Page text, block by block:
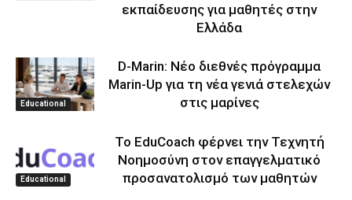
εκπαίδευσης για μαθητές στην
Ελλάδα
Educational
D-Marin: Νέο διεθνές πρόγραμμα
Marin-Up για τη νέα γενιά στελεχών
στις μαρίνες
Educational
Το EduCoach φέρνει την Τεχνητή
Νοημοσύνη στον επαγγελματικό
προσανατολισμό των μαθητών